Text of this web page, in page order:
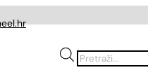
Products
search